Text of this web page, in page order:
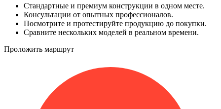
Стандартные и премиум конструкции в одном месте.
Консультации от опытных профессионалов.
Посмотрите и протестируйте продукцию до покупки.
Сравните нескольких моделей в реальном времени.
Проложить маршрут